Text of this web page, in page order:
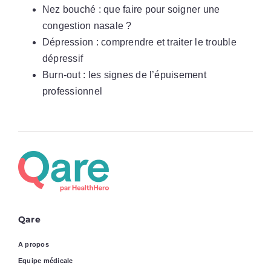
Nez bouché : que faire pour soigner une
congestion nasale ?
Dépression : comprendre et traiter le trouble
dépressif
Burn-out : les signes de l’épuisement
professionnel
Qare
A propos
Equipe médicale